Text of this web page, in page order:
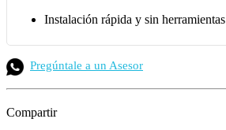
Instalación rápida y sin herramientas
Pregúntale a un Asesor
Compartir